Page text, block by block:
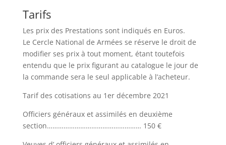
Tarifs
Les prix des Prestations sont indiqués en Euros.
Le Cercle National de Armées se réserve le droit de
modifier ses prix à tout moment, étant toutefois
entendu que le prix figurant au catalogue le jour de
la commande sera le seul applicable à l’acheteur.
Tarif des cotisations au 1er décembre 2021
Officiers généraux et assimilés en deuxième
section…………………………………………… 150 €